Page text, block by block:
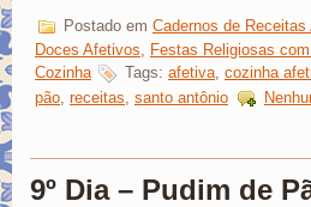
Postado em Cadernos de Receitas
Doces Afetivos, Festas Religiosas
Cozinha
Tags: afetiva, cozinha
pão, receitas, santo antônio
9º Dia – Pudim de